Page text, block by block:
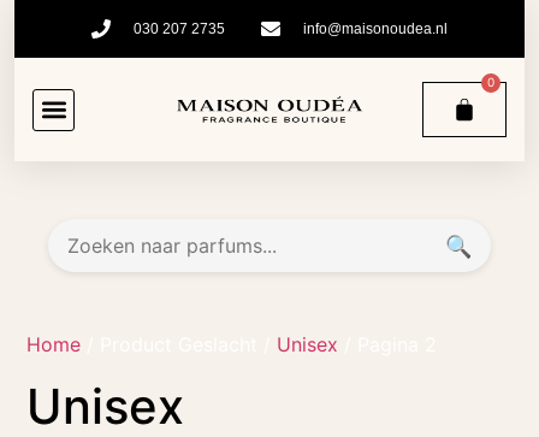
030 207 2735 info@maisonoudea.nl
0
🔍
Home Unisex
Unisex